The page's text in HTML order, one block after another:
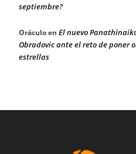
septiembre?
Oráculoen El nuevo
Obradovic ante el reto de poner
estrellas